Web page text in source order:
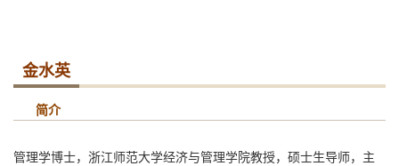
金水英
简介
管理学博士，浙江师范大学经济与管理学院教授，硕士生导师，主